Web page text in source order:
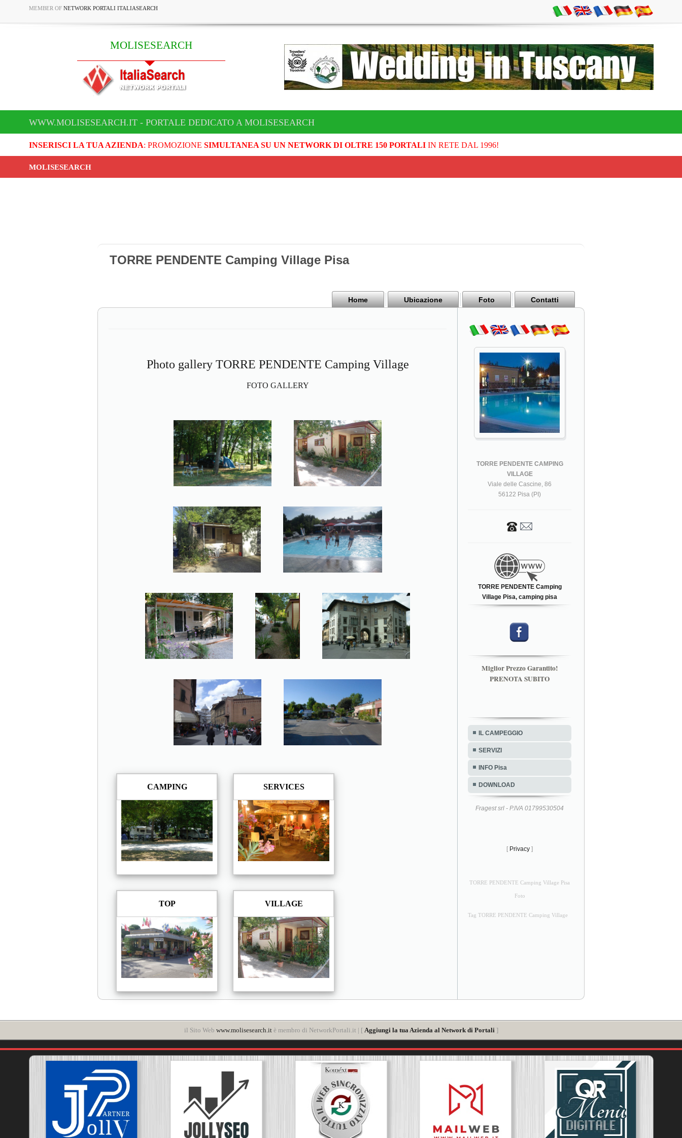
MEMBER OF NETWORK PORTALI ITALIASEARCH
MOLISESEARCH
WWW.MOLISESEARCH.IT - PORTALE DEDICATO A MOLISESEARCH
INSERISCI LA TUA AZIENDA: PROMOZIONE SIMULTANEA SU UN NETWORK DI OLTRE 150 PORTALIIN RETE DAL 1996!
MOLISESEARCH
TORRE PENDENTE Camping Village Pisa
Home Ubicazione Foto Contatti
Photo gallery TORRE PENDENTE Camping Village
FOTO GALLERY
CAMPING SERVICES
TOP VILLAGE
TORRE PENDENTE CAMPING
VILLAGE
Viale delle Cascine, 86
56122 Pisa (PI)
TORRE PENDENTE Camping
Village Pisa, camping pisa
Miglior Prezzo Garantito!
PRENOTA SUBITO
IL CAMPEGGIO
SERVIZI
INFO Pisa
DOWNLOAD
Fragest srl - P.IVA 01799530504
[ Privacy ]
TORRE PENDENTE Camping Village Pisa
Foto
Tag TORRE PENDENTE Camping Village
il Sito Web www.molisesearch.itè membro di NetworkPortali.it | [ Aggiungi la tua Azienda al Network di Portali ]